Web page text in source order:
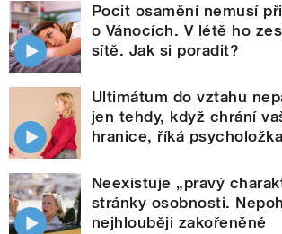
Pocit osamění nemusí
o Vánocích. V létě ho
sítě. Jak si poradit?
Ultimátum do vztahu
jen tehdy, když chrání
hranice, říká psycholožka
Neexistuje „pravý
stránky osobnosti.
nejhlouběji zakořeněné